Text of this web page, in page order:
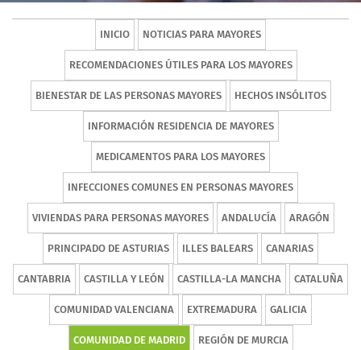
INICIO NOTICIAS PARA MAYORES
RECOMENDACIONES ÚTILES PARA LOS MAYORES
BIENESTAR DE LAS PERSONAS MAYORES HECHOS INSÓLITOS
INFORMACIÓN RESIDENCIA DE MAYORES
MEDICAMENTOS PARA LOS MAYORES
INFECCIONES COMUNES EN PERSONAS MAYORES
VIVIENDAS PARA PERSONAS MAYORES ANDALUCÍA ARAGÓN
PRINCIPADO DE ASTURIAS ILLES BALEARS CANARIAS
CANTABRIA CASTILLA Y LEÓN CASTILLA-LA MANCHA CATALUÑA
COMUNIDAD VALENCIANA EXTREMADURA GALICIA
COMUNIDAD DE MADRID REGIÓN DE MURCIA